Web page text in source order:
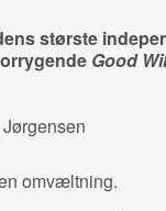
største
Good
omvæltning.